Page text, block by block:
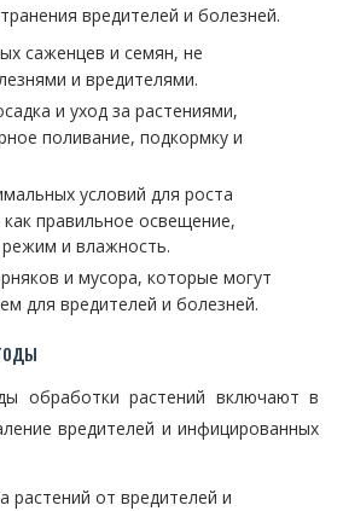
вредителей и болезней.
саженцев и семян, не
и вредителями.
и уход за растениями,
поливание, подкормку и
условий для роста
как правильное освещение,
и влажность.
и мусора, которые могут
для вредителей и болезней.
обработки растений включают в
вредителей и инфицированных
растений от вредителей и